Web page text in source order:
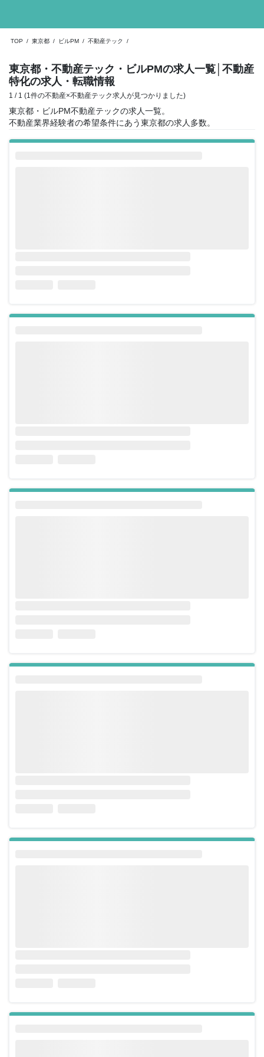
TOP / 東京都 / ビルPM / 不動産テック /
東京都・不動産テック・ビルPMの求人一覧 │不動産
特化の求人・転職情報
1 / 1 (1件の不動産×不動産テック求人が見つかりました)
東京都・ビルPM不動産テックの求人一覧。
不動産業界経験者の希望条件にあう東京都の求人多数。